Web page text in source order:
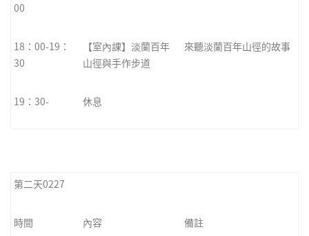
00
18：00-19：
30
【室內課】淡蘭百年
山徑與手作步道
來聽淡蘭百年山徑的故事
19：30- 休息
第二天0227
時間 內容 備註